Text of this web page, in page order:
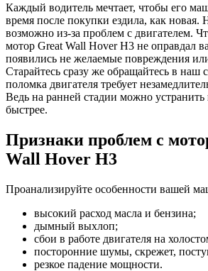
Каждый водитель мечтает, чтобы его
время после покупки ездила, как новая.
возможно из-за проблем с двигателем.
мотор Great Wall Hover H3 не оправдал
появились не желаемые повреждения
Старайтесь сразу же обращайтесь в наш
поломка двигателя требует
Ведь на ранней стадии можно устранить
быстрее.
Признаки проблем с
Wall Hover H3
Проанализируйте особенности вашей
высокий расход масла и бензина;
дымный выхлоп;
сбои в работе двигателя на
посторонние шумы, скрежет,
резкое падение мощности.